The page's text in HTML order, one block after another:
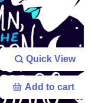
Quick View
Add to cart